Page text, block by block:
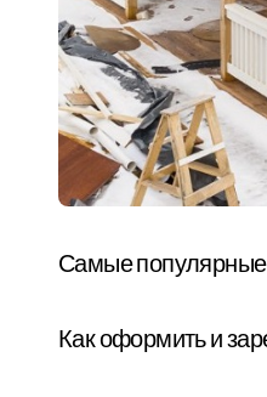
Самые популярные
Как оформить и